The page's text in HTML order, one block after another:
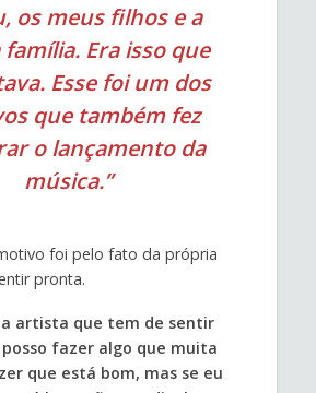
os meus filhos e a
Era isso que
Esse foi um dos
que também fez
o lançamento da
música.”
foi pelo fato da própria
pronta.
artista que tem de sentir
fazer algo que muita
que está bom, mas se eu